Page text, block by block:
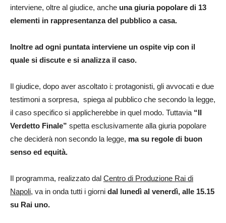
interviene, oltre al giudice, anche una giuria popolare di 13
elementi in rappresentanza del pubblico a casa.
Inoltre ad ogni puntata interviene un ospite vip con il
quale si discute e si analizza il caso.
Il giudice, dopo aver ascoltato i: protagonisti, gli avvocati e due
testimoni a sorpresa, spiega al pubblico che secondo la legge,
il caso specifico si applicherebbe in quel modo. Tuttavia “Il
Verdetto Finale” spetta esclusivamente alla giuria popolare
che deciderà non secondo la legge, ma su regole di buon
senso ed equità.
Il programma, realizzato dal Centro di Produzione Rai di
Napoli, va in onda tutti i giorni dal lunedì al venerdì, alle 15.15
su Rai uno.